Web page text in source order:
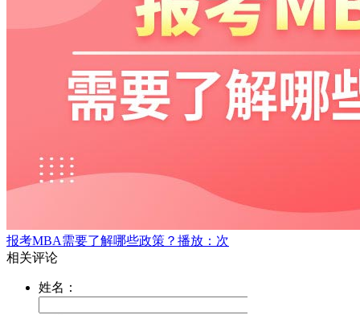
报考MBA需要了解哪些政策？ 播放：次